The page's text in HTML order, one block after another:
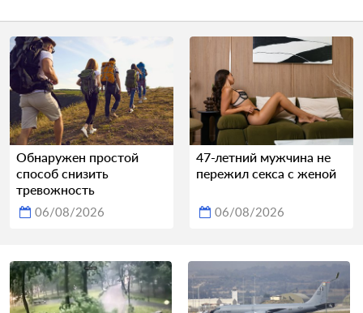
Обнаружен простой
способ снизить
тревожность
06/08/2026
47-летний мужчина не
пережил секса с женой
06/08/2026